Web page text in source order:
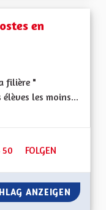
en
filière "
les moins...
50 50 FOLLOWER
FOLGEN
AUGMENTER LE
ANZEIGEN